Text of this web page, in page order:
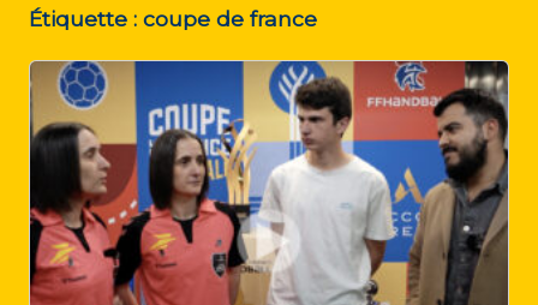
Étiquette : coupe de france